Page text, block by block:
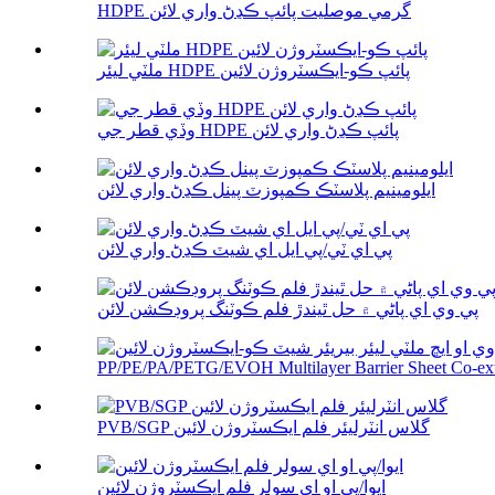
HDPE گرمي موصليت پائپ ڪڍڻ واري لائن
ملٽي ليئر HDPE پائپ ڪو-ايڪسٽروژن لائين
وڏي قطر جي HDPE پائپ ڪڍڻ واري لائن
ايلومينيم پلاسٽڪ ڪمپوزٽ پينل ڪڍڻ واري لائن
پي اي ٽي/پي ايل اي شيٽ ڪڍڻ واري لائن
پي وي اي پاڻي ۾ حل ٿيندڙ فلم ڪوٽنگ پروڊڪشن لائن
PP/PE/PA/PETG/EVOH Multilayer Barrier Sheet Co-
PVB/SGP گلاس انٽرليئر فلم ايڪسٽروژن لائين
ايوا/پي او اي سولر فلم ايڪسٽروژن لائين